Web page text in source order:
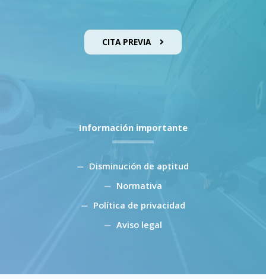
CITA PREVIA
Información importante
Disminución de aptitud
Normativa
Política de privacidad
Aviso legal